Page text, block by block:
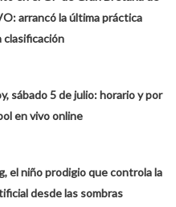
arrancó la última práctica
clasificación
sábado 5 de julio: horario y por
en vivo online
el niño prodigio que controla la
desde las sombras